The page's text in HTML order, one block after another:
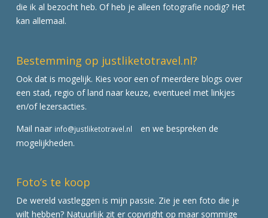
die ik al bezocht heb. Of heb je alleen fotografie nodig? Het
kan allemaal.
Bestemming op justliketotravel.nl?
Ook dat is mogelijk. Kies voor een of meerdere blogs over
een stad, regio of land naar keuze, eventueel met linkjes
en/of lezersacties.
Mail naar info@justliketotravel.nl
en we bespreken de
mogelijkheden.
Foto’s te koop
De wereld vastleggen is mijn passie. Zie je een foto die je
wilt hebben? Natuurlijk zit er copyright op maar sommige